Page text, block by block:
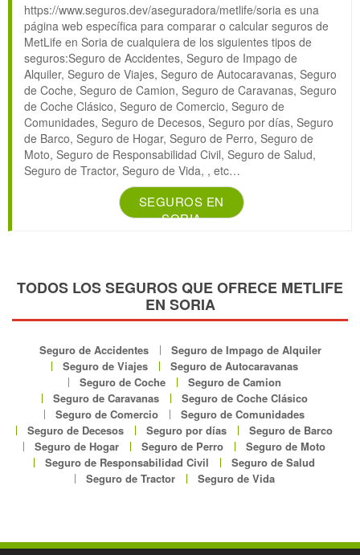
https://www.seguros.dev/aseguradora/metlife/soria es una
página web específica para comparar o calcular seguros de
MetLife en Soria de cualquiera de los siguientes tipos de
seguros:Seguro de Accidentes, Seguro de Impago de
Alquiler, Seguro de Viajes, Seguro de Autocaravanas, Seguro
de Coche, Seguro de Camion, Seguro de Caravanas, Seguro
de Coche Clásico, Seguro de Comercio, Seguro de
Comunidades, Seguro de Decesos, Seguro por días, Seguro
de Barco, Seguro de Hogar, Seguro de Perro, Seguro de
Moto, Seguro de Responsabilidad Civil, Seguro de Salud,
Seguro de Tractor, Seguro de Vida, , etc…
SEGUROS EN
SORIA
TODOS LOS SEGUROS QUE OFRECE METLIFE
EN SORIA
Seguro de Accidentes
Seguro de Impago de Alquiler
Seguro de Viajes
Seguro de Autocaravanas
Seguro de Coche
Seguro de Camion
Seguro de Caravanas
Seguro de Coche Clásico
Seguro de Comercio
Seguro de Comunidades
Seguro de Decesos
Seguro por días
Seguro de Barco
Seguro de Hogar
Seguro de Perro
Seguro de Moto
Seguro de Responsabilidad Civil
Seguro de Salud
Seguro de Tractor
Seguro de Vida